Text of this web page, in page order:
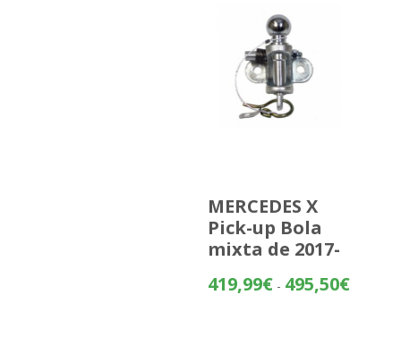
MERCEDES X
Pick-up Bola
mixta de 2017-
419,99€ - 495,50€Rango